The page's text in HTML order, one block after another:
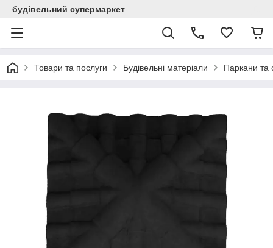
будівельний супермаркет
Товари та послуги Будівельні матеріали Паркани та